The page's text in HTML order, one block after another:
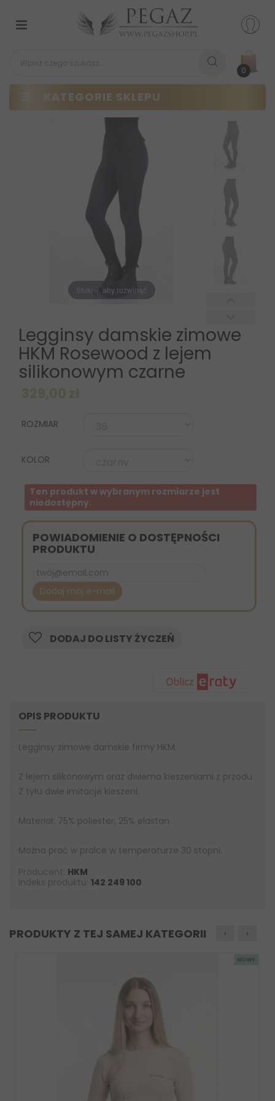
0
KATEGORIE SKLEPU
Przełącz
nawigacji
Stuknij, aby rozwinąć
Legginsy damskie zimowe
HKM Rosewood z lejem
silikonowym czarne
ROZMIAR
KOLOR
Ten produkt w wybranym rozmiarze jest
niedostępny.
POWIADOMIENIE O DOSTĘPNOŚCI
PRODUKTU
Dodaj mój e-mail
DODAJ DO LISTY ŻYCZEŃ
OPIS PRODUKTU
Legginsy zimowe damskie firmy HKM.
Z lejem silikonowym oraz dwiema kieszeniami z przodu.
Z tyłu dwie imitacje kieszeni.
Materiał: 75% poliester, 25% elastan.
Można prać w pralce w temperaturze 30 stopni.
Producent: HKM
Indeks produktu: 142 249 100
PRODUKTY Z TEJ SAMEJ KATEGORII ‹ ›